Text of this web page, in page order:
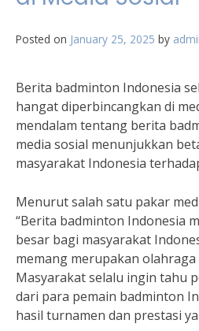
Posted on January 25, 2025 by
Berita badminton Indonesia
hangat diperbincangkan di
mendalam tentang berita
media sosial menunjukkan
masyarakat Indonesia
Menurut salah satu pakar
“Berita badminton Indonesia
besar bagi masyarakat
memang merupakan
Masyarakat selalu ingin tahu
dari para pemain badminton
hasil turnamen dan prestasi